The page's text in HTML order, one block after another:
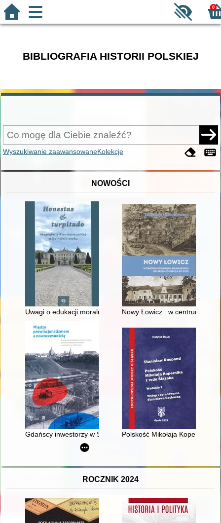
0
BIBLIOGRAFIA HISTORII POLSKIEJ
Wyszukiwanie zaawansowaneKolekcje
NOWOŚCI
Uwagi o edukacji moralnej synów szlacheckich w XVI-
Nowy Łowicz : w centrum
Gdańscy inwestorzy w Sopocie : prestiż finansowy i
Polskość Mikołaja Kopernika z
ROCZNIK 2024